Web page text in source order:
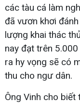
các tàu cá làm
đã vươn khơi
lượng khai thác
nay đạt trên
ra hy vọng sẽ có
thu cho ngư dân.
Ông Vinh cho biết